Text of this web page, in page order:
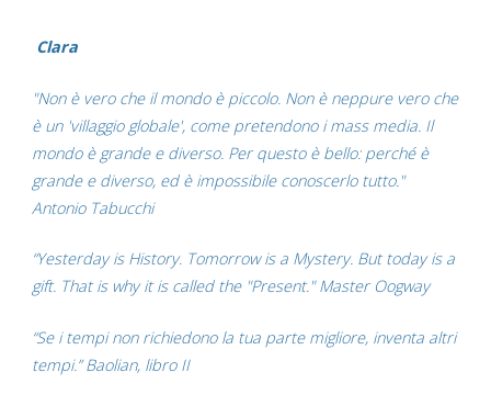
Clara
"Non è vero che il mondo è piccolo. Non è neppure vero che
è un 'villaggio globale', come pretendono i mass media. Il
mondo è grande e diverso. Per questo è bello: perché è
grande e diverso, ed è impossibile conoscerlo tutto."
Antonio Tabucchi
“Yesterday is History. Tomorrow is a Mystery. But today is a
gift. That is why it is called the "Present." Master Oogway
“Se i tempi non richiedono la tua parte migliore, inventa altri
tempi.” Baolian, libro II